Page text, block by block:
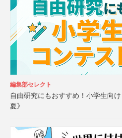
編集部セレクト
自由研究にもおすすめ！小学生向
夏》